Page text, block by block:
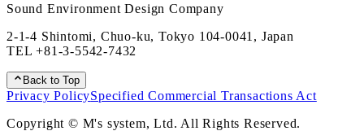
Sound Environment Design Company
2-1-4 Shintomi, Chuo-ku, Tokyo 104-0041, Japan
TEL+81-3-5542-7432
Back to Top
Privacy PolicySpecified Commercial Transactions Act
Copyright © M's system, Ltd. All Rights Reserved.